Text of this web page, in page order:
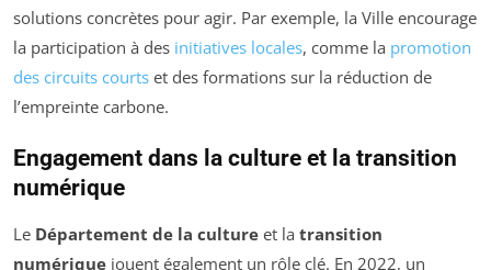
solutions concrètes pour agir. Par exemple, la Ville encourage
la participation à des initiatives locales, comme la promotion
des circuits courts et des formations sur la réduction de
l’empreinte carbone.
Engagement dans la culture et la transition
numérique
Le Département de la culture et la transition
numérique jouent également un rôle clé. En 2022, un